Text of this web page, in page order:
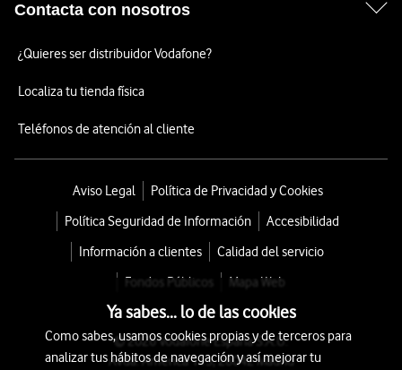
Contacta con nosotros
¿Quieres ser distribuidor Vodafone?
Localiza tu tienda física
Teléfonos de atención al cliente
Aviso Legal
Política de Privacidad y Cookies
Política Seguridad de Información
Accesibilidad
Información a clientes
Calidad del servicio
Fondos Públicos
Mapa Web
© 2026 Vodafone España S.A.U.
Avda. América 115, 28042 Madrid
Ya sabes... lo de las cookies
Como sabes, usamos cookies propias y de terceros para
analizar tus hábitos de navegación y así mejorar tu